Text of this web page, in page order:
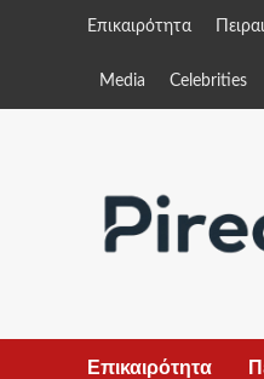
Επικαιρότητα
Media Celebrities
Επικαιρότητα